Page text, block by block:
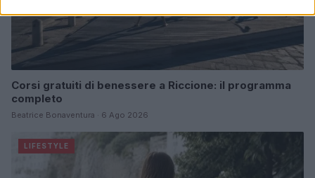
Corsi gratuiti di benessere a Riccione: il programma
completo
Beatrice Bonaventura · 6 Ago 2026
LIFESTYLE